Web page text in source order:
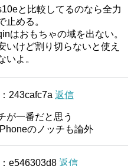
と比較してるのなら全力
止める。
はおもちゃの域を出ない。
いけど割り切らないと使え
いよ。
：243cafc7a 返信
が一番だと思う
のノッチも論外
：e546303d8 返信